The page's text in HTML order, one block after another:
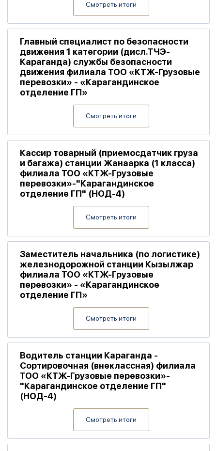
Смотреть итоги
Главный специалист по безопасности
движения 1 категории (дисл.ТЧЭ-
Караганда) службы безопасности
движения филиала ТОО «КТЖ-Грузовые
перевозки» - «Карагандинское
отделение ГП»
Смотреть итоги
Кассир товарный (приемосдатчик груза
и багажа) станции Жанаарка (1 класса)
филиала ТОО «КТЖ-Грузовые
перевозки»-"Карагандинское
отделение ГП" (НОД-4)
Смотреть итоги
Заместитель начальника (по логистике)
железнодорожной станции Кызылжар
филиала ТОО «КТЖ-Грузовые
перевозки» - «Карагандинское
отделение ГП»
Смотреть итоги
Водитель станции Караганда -
Сортировочная (внеклассная) филиала
ТОО «КТЖ-Грузовые перевозки»-
"Карагандинское отделение ГП"
(НОД-4)
Смотреть итоги